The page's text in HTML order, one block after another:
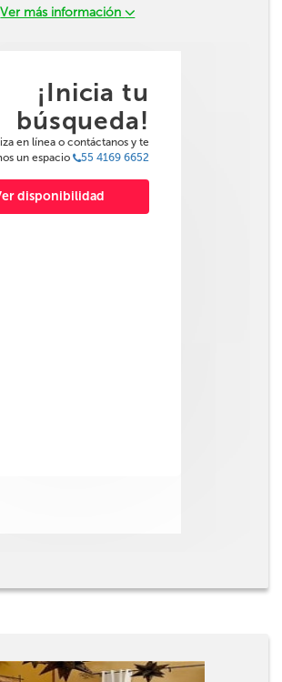
Ver más información
¡Inicia tu
búsqueda!
en línea o contáctanos y te
un espacio
55 4169 6652
disponibilidad